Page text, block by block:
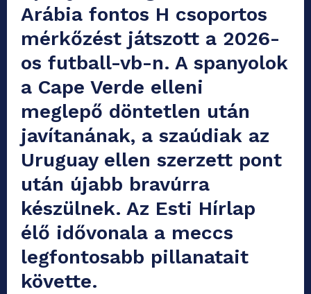
Arábia fontos H csoportos
mérkőzést játszott a 2026-
os futball-vb-n. A spanyolok
a Cape Verde elleni
meglepő döntetlen után
javítanának, a szaúdiak az
Uruguay ellen szerzett pont
után újabb bravúrra
készülnek. Az Esti Hírlap
élő idővonala a meccs
legfontosabb pillanatait
követte.